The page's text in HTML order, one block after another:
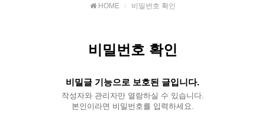
HOME 비밀번호 확인
비밀번호 확인
비밀글 기능으로 보호된 글입니다.
작성자와 관리자만 열람하실 수 있습니다.
본인이라면 비밀번호를 입력하세요.